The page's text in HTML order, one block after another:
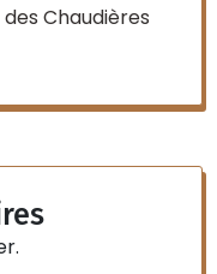
Chaudières